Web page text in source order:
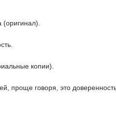
копии).
проще говоря, это